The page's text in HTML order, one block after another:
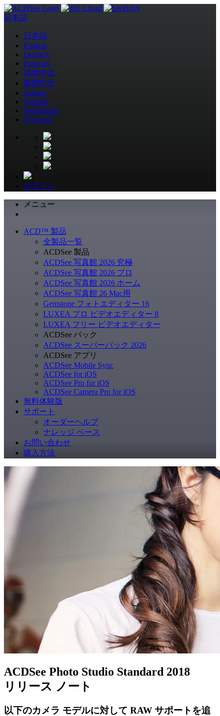
日本語
日本語
English
Deutsch
Français
简体中文
繁體中文
Italiano
Español
Nederlands
Pусский
ログイン
メニュー
ACD™ 製品
全製品一覧
ACDSee 製品
ACDSee 写真館 2026 究極
ACDSee 写真館 2026 プロ
ACDSee 写真館 2026 ホーム
ACDSee 写真館 26 Mac用
Gemstone フォトエディター 16
LUXEA プロ ビデオエディター 8
LUXEA フリー ビデオエディター
ACDSee パック
ACDSee スーパーパック 2026
ACDSee アプリ
ACDSee Mobile Sync
ACDSee for iOS
ACDSee Pro for iOS
ACDSee Camera Pro for iOS
無料体験版
サポート
オーダーヘルプ
ナレッジ ベース
お問い合わせ
購入方法
ACDSee Photo Studio Standard 2018
リリース ノート
以下のカメラ モデルに対して RAW サポートを追